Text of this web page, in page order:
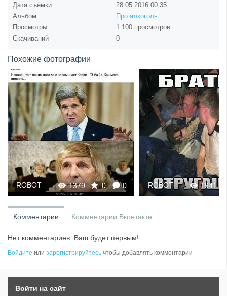
Дата съёмки
28.05.2016 00:35
Альбом
Про алкоголь.
Просмотры
1 100 просмотров
Скачиваний
0
Похожие фотографии
1379 0 0
ROBOT 1941
ROBOT
Комментарии Комментарии Вконтакте
Нет комментариев. Ваш будет первым!
Войдите или зарегистрируйтесь чтобы добавлять комментарии
Войти на сайт